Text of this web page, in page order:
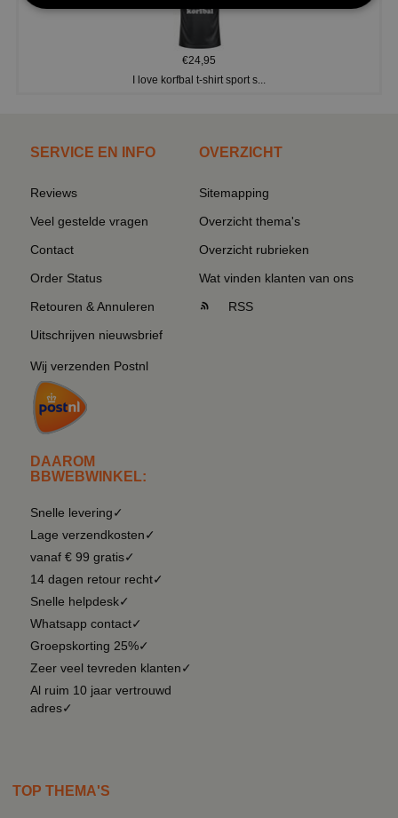
€24,95
I love korfbal t-shirt sport s...
SERVICE EN INFO
Reviews
Veel gestelde vragen
Contact
Order Status
Retouren & Annuleren
Uitschrijven nieuwsbrief
Wij verzenden Postnl
DAAROM
BBWEBWINKEL:
Snelle levering✓
Lage verzendkosten✓
vanaf € 99 gratis✓
14 dagen retour recht✓
Snelle helpdesk✓
Whatsapp contact✓
Groepskorting 25%✓
Zeer veel tevreden klanten✓
Al ruim 10 jaar vertrouwd
adres✓
OVERZICHT
Sitemapping
Overzicht thema's
Overzicht rubrieken
Wat vinden klanten van ons
RSS
TOP THEMA'S